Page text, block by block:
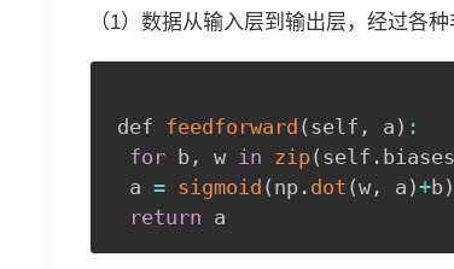
（1）数据从输入层到输出层，经过各
def feedforward ( self , a ) :
for b , w in zip( self . biases
a = sigmoid ( np . dot (w , a )+b)
return a